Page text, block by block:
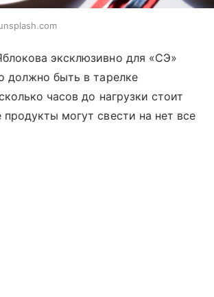
эксклюзивно для «СЭ»
должно быть в тарелке
часов до нагрузки стоит
продукты могут свести на нет все